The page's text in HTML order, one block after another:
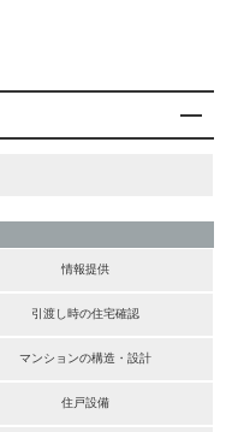
情報提供
引渡し時の住宅確認
マンションの構造・設計
住戸設備